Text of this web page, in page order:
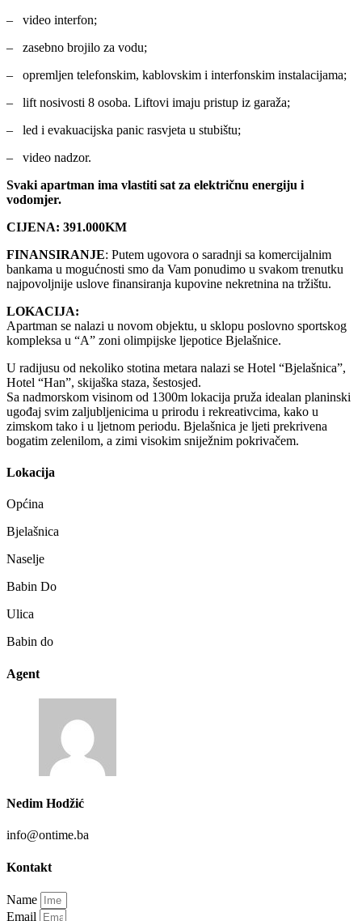
– video interfon;
– zasebno brojilo za vodu;
– opremljen telefonskim, kablovskim i interfonskim instalacijama;
– lift nosivosti 8 osoba. Liftovi imaju pristup iz garaža;
– led i evakuacijska panic rasvjeta u stubištu;
– video nadzor.
Svaki apartman ima vlastiti sat za električnu energiju i
vodomjer.
CIJENA: 391.000KM
FINANSIRANJE: Putem ugovora o saradnji sa komercijalnim
bankama u mogućnosti smo da Vam ponudimo u svakom trenutku
najpovoljnije uslove finansiranja kupovine nekretnina na tržištu.
LOKACIJA:
Apartman se nalazi u novom objektu, u sklopu poslovno sportskog
kompleksa u “A” zoni olimpijske ljepotice Bjelašnice.
U radijusu od nekoliko stotina metara nalazi se Hotel “Bjelašnica”,
Hotel “Han”, skijaška staza, šestosjed.
Sa nadmorskom visinom od 1300m lokacija pruža idealan planinski
ugođaj svim zaljubljenicima u prirodu i rekreativcima, kako u
zimskom tako i u ljetnom periodu. Bjelašnica je ljeti prekrivena
bogatim zelenilom, a zimi visokim sniježnim pokrivačem.
Lokacija
Općina
Bjelašnica
Naselje
Babin Do
Ulica
Babin do
Agent
Nedim Hodžić
info@ontime.ba
Kontakt
Name
Email